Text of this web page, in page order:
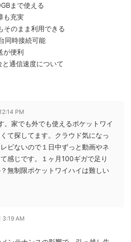
まで使える
も充実
そのまま利用できる
同時接続可能
が便利
通信速度について
PM
。家でも外でも使えるポケットワイ
て探してます。クラウド気になっ
ビないので１日中ずっと動画やネ
感じです。１ヶ月100ギガで足り
無制限ポケットワイハイは難しい
3:19 AM